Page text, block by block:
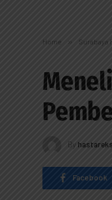
Home » Surabaya
By
Facebook